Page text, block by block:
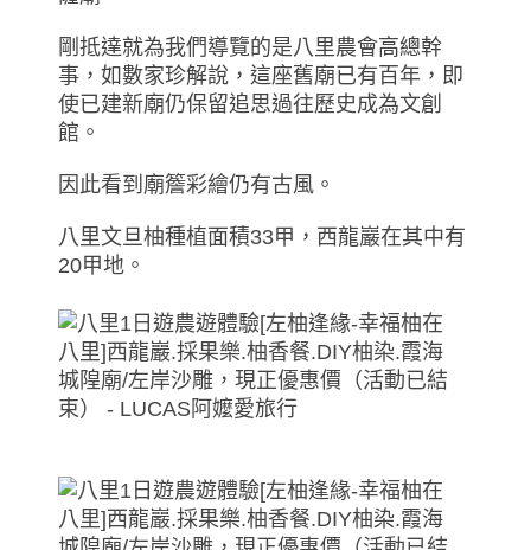
剛抵達就為我們導覽的是八里農會高總幹
事，如數家珍解說，這座舊廟已有百年，即
使已建新廟仍保留追思過往歷史成為文創
館。
因此看到廟簷彩繪仍有古風。
八里文旦柚種植面積33甲，西龍巖在其中有
20甲地。